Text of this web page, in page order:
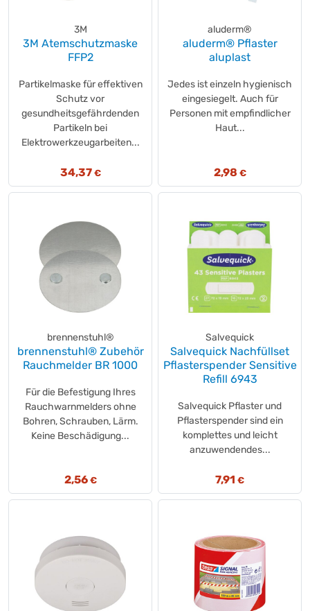
3M
3M Atemschutzmaske
FFP2
Partikelmaske für effektiven
Schutz vor
gesundheitsgefährdenden
Partikeln bei
Elektrowerkzeugarbeiten...
34,37€
aluderm®
aluderm® Pflaster
aluplast
Jedes ist einzeln hygienisch
eingesiegelt. Auch für
Personen mit empfindlicher
Haut...
2,98 €
brennenstuhl®
brennenstuhl® Zubehör
Rauchmelder BR 1000
Für die Befestigung Ihres
Rauchwarnmelders ohne
Bohren, Schrauben, Lärm.
Keine Beschädigung...
2,56€
Salvequick
Salvequick Nachfüllset
Pflasterspender Sensitive
Refill 6943
Salvequick Pflaster und
Pflasterspender sind ein
komplettes und leicht
anzuwendendes...
7,91 €